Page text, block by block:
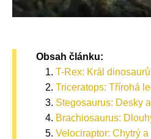
Obsah článku:
T-Rex: Král
Triceratops: Třírohá
Stegosaurus: Desky
Brachiosaurus:
Velociraptor: Chytrý